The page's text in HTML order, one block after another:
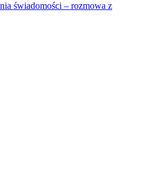
świadomości – rozmowa z